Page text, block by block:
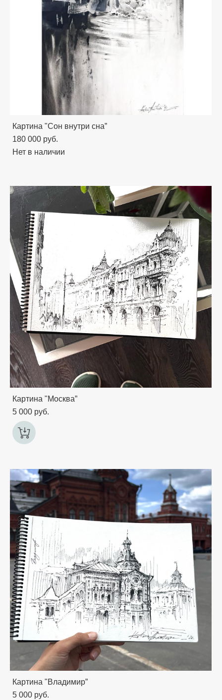
Картина "Сон внутри сна”
180 000 pуб.
Нет в наличии
Картина "Москва”
5 000 pуб.
Картина "Владимир”
5 000 pуб.